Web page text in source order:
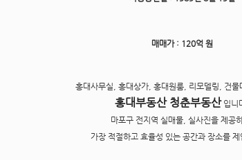
매매가: 120억 원
홍대사무실, 홍대상가, 홍대원룸, 리모델링, 건물
홍대부동산 청춘부동산입니
마포구 전지역 실매물, 실사진을 제공하
가장 적절하고 효율성 있는 공간과 장소를 제